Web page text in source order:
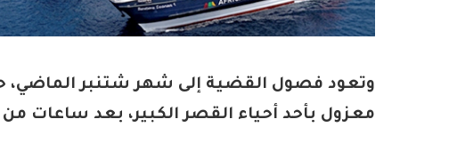
وتعود فصول القضية إلى شهر شتنبر
معزول بأحد أحياء القصر الكبير، بعد ساعات